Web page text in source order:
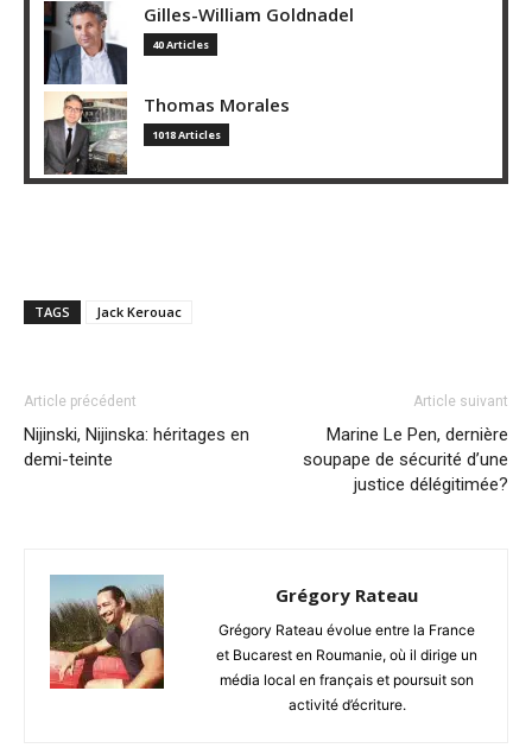
Gilles-William Goldnadel
40 Articles
Thomas Morales
1018 Articles
TAGS Jack Kerouac
Article précédent
Nijinski, Nijinska: héritages en
demi-teinte
Article suivant
Marine Le Pen, dernière
soupape de sécurité d’une
justice délégitimée?
Grégory Rateau
Grégory Rateau évolue entre la France
et Bucarest en Roumanie, où il dirige un
média local en français et poursuit son
activité d’écriture.